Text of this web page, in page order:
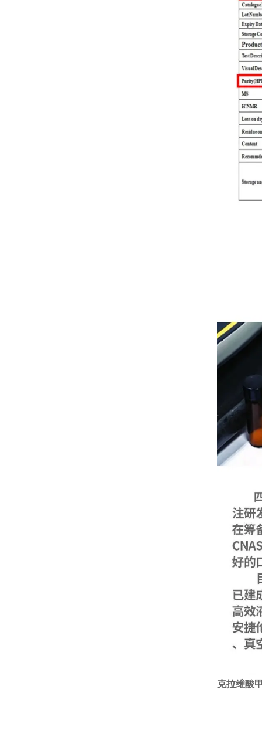
克拉维酸